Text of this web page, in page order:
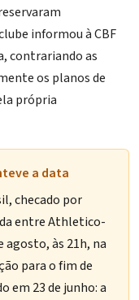
informou à CBF
contrariando as
os planos de
própria
a data
checado por
entre Athletico-
agosto, às 21h, na
para o fim de
em 23 de junho: a